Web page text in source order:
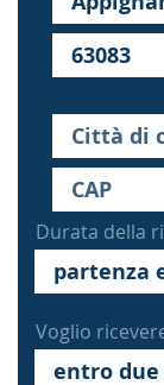
Durata della
Voglio